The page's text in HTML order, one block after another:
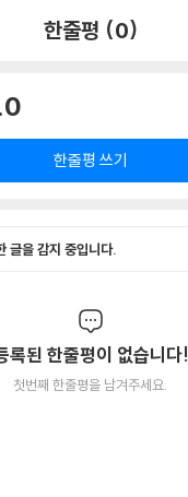
한줄평 (0)
한줄평 쓰기
글을 감지 중입니다.
록된 한줄평이 없습니다!
첫번째 한줄평을 남겨주세요.